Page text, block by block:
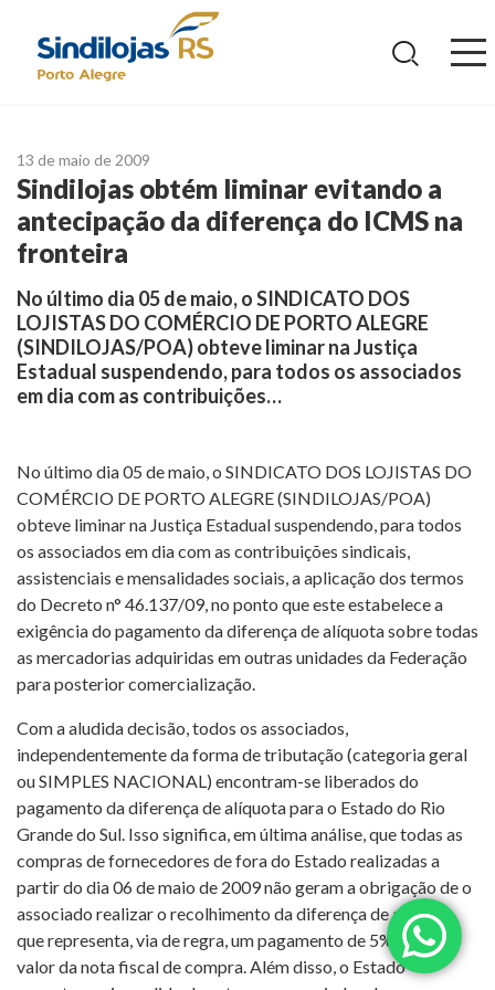
13 de maio de 2009
Sindilojas obtém liminar evitando a
antecipação da diferença do ICMS na
fronteira
No último dia 05 de maio, o SINDICATO DOS
LOJISTAS DO COMÉRCIO DE PORTO ALEGRE
(SINDILOJAS/POA) obteve liminar na Justiça
Estadual suspendendo, para todos os associados
em dia com as contribuições…
No último dia 05 de maio, o SINDICATO DOS LOJISTAS DO
COMÉRCIO DE PORTO ALEGRE (SINDILOJAS/POA)
obteve liminar na Justiça Estadual suspendendo, para todos
os associados em dia com as contribuições sindicais,
assistenciais e mensalidades sociais, a aplicação dos termos
do Decreto n° 46.137/09, no ponto que este estabelece a
exigência do pagamento da diferença de alíquota sobre todas
as mercadorias adquiridas em outras unidades da Federação
para posterior comercialização.
Com a aludida decisão, todos os associados,
independentemente da forma de tributação (categoria geral
ou SIMPLES NACIONAL) encontram-se liberados do
pagamento da diferença de alíquota para o Estado do Rio
Grande do Sul. Isso significa, em última análise, que todas as
compras de fornecedores de fora do Estado realizadas a
partir do dia 06 de maio de 2009 não geram a obrigação de o
associado realizar o recolhimento da diferença de alíquota,
que representa, via de regra, um pagamento de 5% sobre o
valor da nota fiscal de compra. Além disso, o Estado